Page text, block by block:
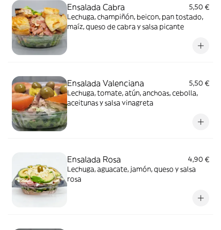
Ensalada Cabra
5,50 €
Lechuga, champiñón, beicon, pan tostado,
maíz, queso de cabra y salsa picante
Ensalada Valenciana
5,50 €
Lechuga, tomate, atún, anchoas, cebolla,
aceitunas y salsa vinagreta
Ensalada Rosa
4,90 €
Lechuga, aguacate, jamón, queso y salsa
rosa